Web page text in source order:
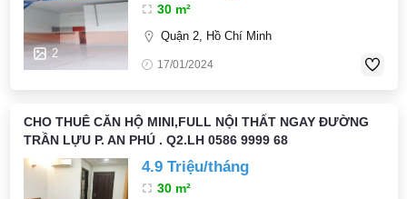
2
30 m²
Quận 2, Hồ Chí Minh
17/01/2024
CHO THUÊ CĂN HỘ MINI,FULL NỘI THẤT NGAY ĐƯỜNG
TRẦN LỰU P. AN PHÚ . Q2.LH 0586 9999 68
4.9 Triệu/tháng
30 m²